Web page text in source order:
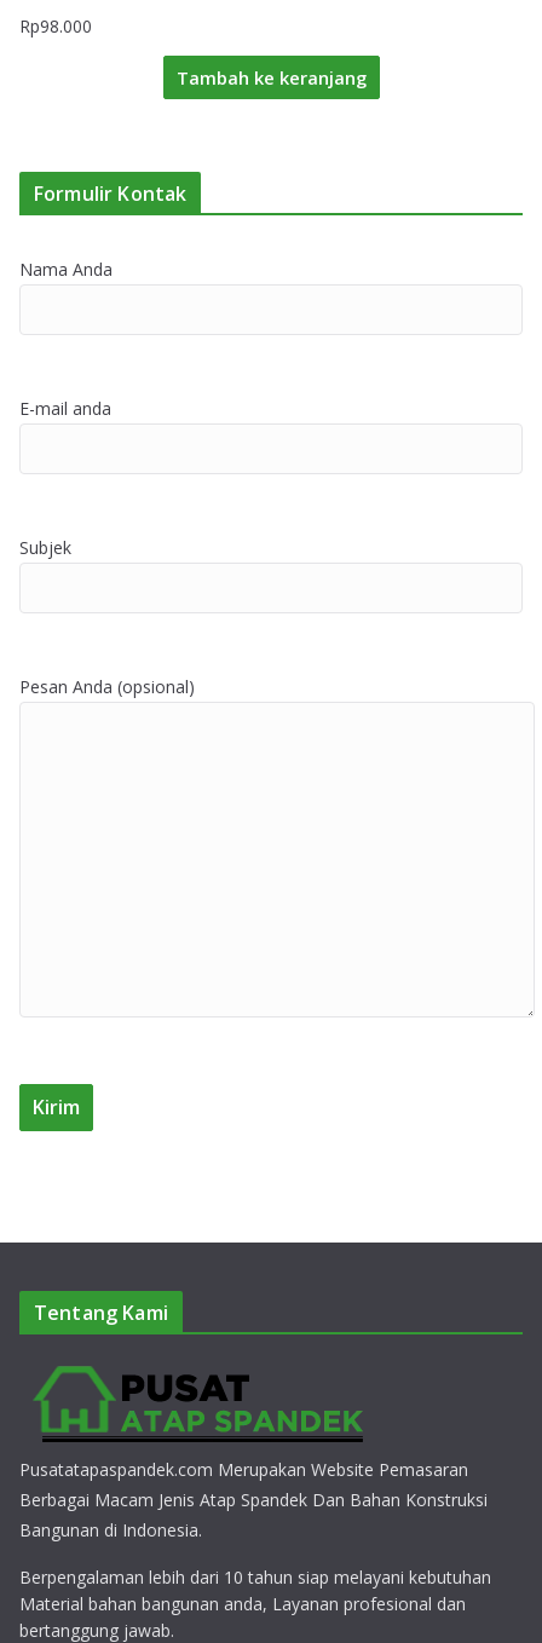
Rp98.000
Tambah ke keranjang
Formulir Kontak
Nama Anda
E-mail anda
Subjek
Pesan Anda (opsional)
Tentang Kami
Pusatatapaspandek.com Merupakan Website Pemasaran
Berbagai Macam Jenis Atap Spandek Dan Bahan Konstruksi
Bangunan di Indonesia.
Berpengalaman lebih dari 10 tahun siap melayani kebutuhan
Material bahan bangunan anda, Layanan profesional dan
bertanggung jawab.